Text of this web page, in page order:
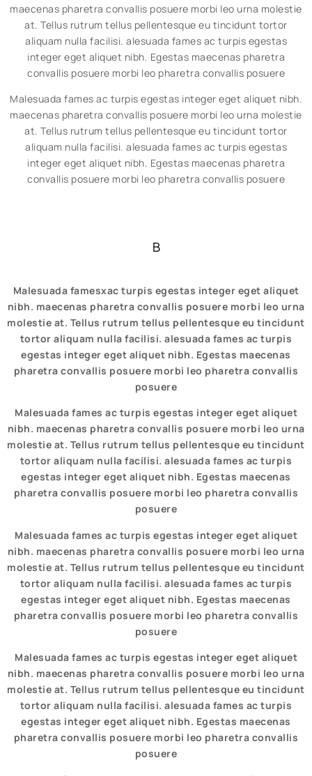
maecenas pharetra convallis posuere morbi leo urna molestie
at. Tellus rutrum tellus pellentesque eu tincidunt tortor
aliquam nulla facilisi. alesuada fames ac turpis egestas
integer eget aliquet nibh. Egestas maecenas pharetra
convallis posuere morbi leo pharetra convallis posuere
Malesuada fames ac turpis egestas integer eget aliquet nibh.
maecenas pharetra convallis posuere morbi leo urna molestie
at. Tellus rutrum tellus pellentesque eu tincidunt tortor
aliquam nulla facilisi. alesuada fames ac turpis egestas
integer eget aliquet nibh. Egestas maecenas pharetra
convallis posuere morbi leo pharetra convallis posuere
B
Malesuada famesxac turpis egestas integer eget aliquet
nibh. maecenas pharetra convallis posuere morbi leo urna
molestie at. Tellus rutrum tellus pellentesque eu tincidunt
tortor aliquam nulla facilisi. alesuada fames ac turpis
egestas integer eget aliquet nibh. Egestas maecenas
pharetra convallis posuere morbi leo pharetra convallis
posuere
Malesuada fames ac turpis egestas integer eget aliquet
nibh. maecenas pharetra convallis posuere morbi leo urna
molestie at. Tellus rutrum tellus pellentesque eu tincidunt
tortor aliquam nulla facilisi. alesuada fames ac turpis
egestas integer eget aliquet nibh. Egestas maecenas
pharetra convallis posuere morbi leo pharetra convallis
posuere
Malesuada fames ac turpis egestas integer eget aliquet
nibh. maecenas pharetra convallis posuere morbi leo urna
molestie at. Tellus rutrum tellus pellentesque eu tincidunt
tortor aliquam nulla facilisi. alesuada fames ac turpis
egestas integer eget aliquet nibh. Egestas maecenas
pharetra convallis posuere morbi leo pharetra convallis
posuere
Malesuada fames ac turpis egestas integer eget aliquet
nibh. maecenas pharetra convallis posuere morbi leo urna
molestie at. Tellus rutrum tellus pellentesque eu tincidunt
tortor aliquam nulla facilisi. alesuada fames ac turpis
egestas integer eget aliquet nibh. Egestas maecenas
pharetra convallis posuere morbi leo pharetra convallis
posuere